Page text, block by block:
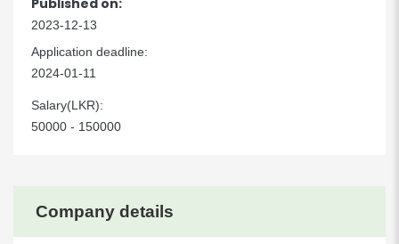
Company details
Published on:
2023-12-13
Application deadline:
2024-01-11
Salary(LKR):
50000 - 150000